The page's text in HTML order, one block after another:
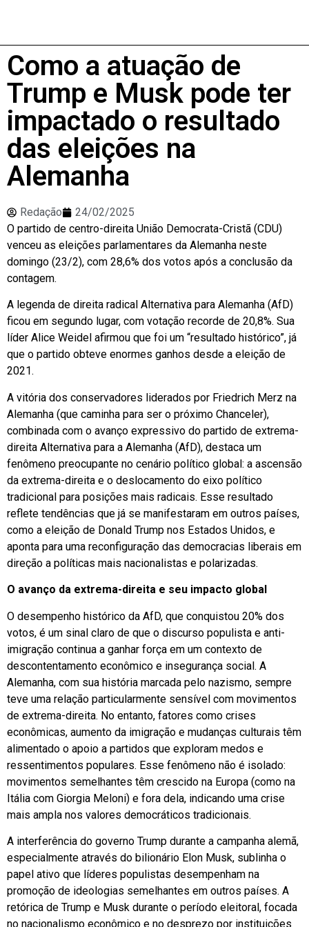
Como a atuação de
Trump e Musk pode ter
impactado o resultado
das eleições na
Alemanha
Redação
24/02/2025
O partido de centro-direita União Democrata-Cristã (CDU)
venceu as eleições parlamentares da Alemanha neste
domingo (23/2), com 28,6% dos votos após a conclusão da
contagem.
A legenda de direita radical Alternativa para Alemanha (AfD)
ficou em segundo lugar, com votação recorde de 20,8%. Sua
líder Alice Weidel afirmou que foi um “resultado histórico”, já
que o partido obteve enormes ganhos desde a eleição de
2021.
A vitória dos conservadores liderados por Friedrich Merz na
Alemanha (que caminha para ser o próximo Chanceler),
combinada com o avanço expressivo do partido de extrema-
direita Alternativa para a Alemanha (AfD), destaca um
fenômeno preocupante no cenário político global: a ascensão
da extrema-direita e o deslocamento do eixo político
tradicional para posições mais radicais. Esse resultado
reflete tendências que já se manifestaram em outros países,
como a eleição de Donald Trump nos Estados Unidos, e
aponta para uma reconfiguração das democracias liberais em
direção a políticas mais nacionalistas e polarizadas.
O avanço da extrema-direita e seu impacto global
O desempenho histórico da AfD, que conquistou 20% dos
votos, é um sinal claro de que o discurso populista e anti-
imigração continua a ganhar força em um contexto de
descontentamento econômico e insegurança social. A
Alemanha, com sua história marcada pelo nazismo, sempre
teve uma relação particularmente sensível com movimentos
de extrema-direita. No entanto, fatores como crises
econômicas, aumento da imigração e mudanças culturais têm
alimentado o apoio a partidos que exploram medos e
ressentimentos populares. Esse fenômeno não é isolado:
movimentos semelhantes têm crescido na Europa (como na
Itália com Giorgia Meloni) e fora dela, indicando uma crise
mais ampla nos valores democráticos tradicionais.
A interferência do governo Trump durante a campanha alemã,
especialmente através do bilionário Elon Musk, sublinha o
papel ativo que líderes populistas desempenham na
promoção de ideologias semelhantes em outros países. A
retórica de Trump e Musk durante o período eleitoral, focada
no nacionalismo econômico e no desprezo por instituições